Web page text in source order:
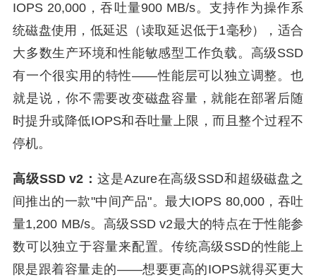
IOPS 20,000，吞吐量900 MB/s。支持作为操作系
统磁盘使用，低延迟（读取延迟低于1毫秒），适合
大多数生产环境和性能敏感型工作负载。高级SSD
有一个很实用的特性——性能层可以独立调整。也
就是说，你不需要改变磁盘容量，就能在部署后随
时提升或降低IOPS和吞吐量上限，而且整个过程不
停机。
高级SSD v2：这是Azure在高级SSD和超级磁盘之
间推出的一款"中间产品"。最大IOPS 80,000，吞吐
量1,200 MB/s。高级SSD v2最大的特点在于性能参
数可以独立于容量来配置。传统高级SSD的性能上
限是跟着容量走的——想要更高的IOPS就得买更大